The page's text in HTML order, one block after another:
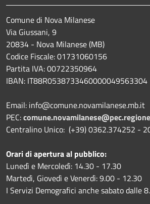
Comune di Nova Milanese
Via Giussani, 9
20834 - Nova Milanese (MB)
Codice Fiscale: 01731060156
Partita IVA: 00722350964
IBAN: IT88R0538733460000049563304
Email: info@comune.novamilanese.mb.it
PEC:
Centralino Unico: (+39) 0362.374252 -
Orari di apertura al pubblico:
Lunedì e Mercoledì: 14.30 - 17.30
Martedì, Giovedì e Venerdì: 9.00 - 12.30
I Servizi Demografici anche sabato dalle